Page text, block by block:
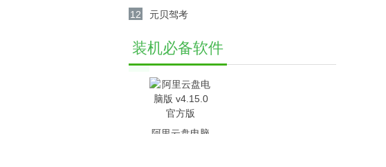
12 元贝驾考
装机必备软件
阿里云盘电脑